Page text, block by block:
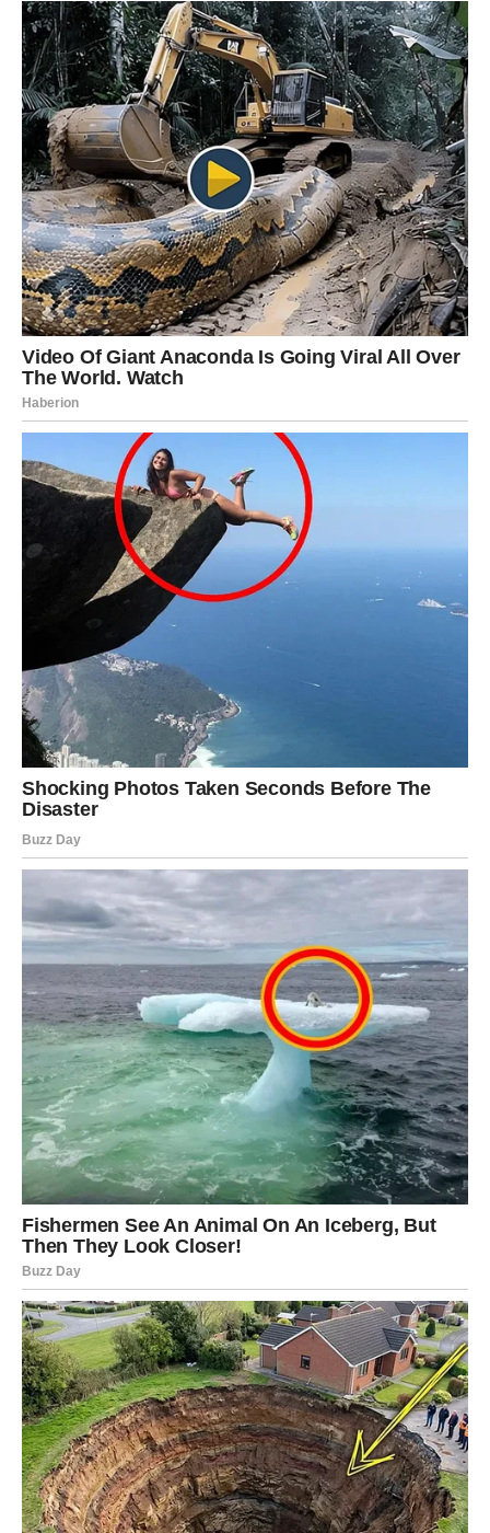
STRELAC – NOVI PUT: PRILIKA
KOJA OTVARA VRATA
BUDUĆNOSTI
Strelčevima naredni dani donose ideju, poziv ili priliku
koja budi uzbuđenje. Možda je to plan o putovanju,
promeni posla, učenju – ali u svakom slučaju, vi osećate
da se nešto širi i otvara.
Posao:nova šansa kroz saradnju ili projekat.
Ljubav:
slobodni mogu upoznati osobu koja ih inspiriše, a
zauzeti dobijaju priliku da osveže odnos i vrate strast.
Poruka sudbine:
ono što vas zove – vodi vas tačno tamo
gde treba.
JARAC – NAGRADA POSLE
BORBE: ZATVARA SE STARI
KRUG
Jarčevi ulaze u dane kada se završavaju teški ciklusi.
Naredni dani donose važan razgovor, odluku ili priznanje.
Sve ono što ste strpljivo nosili sada dobija smisao.
Posao:stabilizacija, dogovor ili pomak koji vraća veru u
rezultate.
Ljubav:Jarac traži sigurnost. Zauzeti učvršćuju odnos, a
slobodni privlače osobu koja donosi mir.
Poruka sudbine:ono što ste zaslužili – dolazi.
VODOLIJA – IZNENAĐENJE
KOJE MENJA PRAVAC:
SLOBODA KAO DAR
Vodolije očekuju preokrete. Nešto dolazi iznenada –
poruka, susret, vest ili odluka koja menja plan. Ovi dani
vam donose buđenje: shvatate da više ne možete živeti
tuđu priču.
Posao:kreativne ideje, ali i neočekivane promene u
dinamici tima.
Ljubav:iznenadno priznanje ili obrt. Slobodne Vodolije